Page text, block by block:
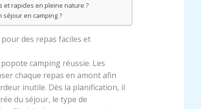
et rapides en pleine nature ?
séjour en camping ?
des repas faciles et
camping réussie. Les
chaque repas en amont afin
inutile. Dès la planification, il
du séjour, le type de